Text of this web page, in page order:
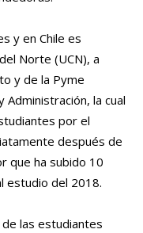
y en Chile es
Norte (UCN), a
y de la Pyme
Administración, la cual
por el
después de
que ha subido 10
estudio del 2018.
las estudiantes